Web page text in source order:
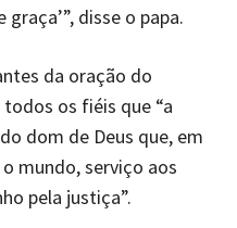
disse o papa.
da oração do
todos os fiéis que “a
dom de Deus que, em
mundo, serviço aos
pela justiça”.